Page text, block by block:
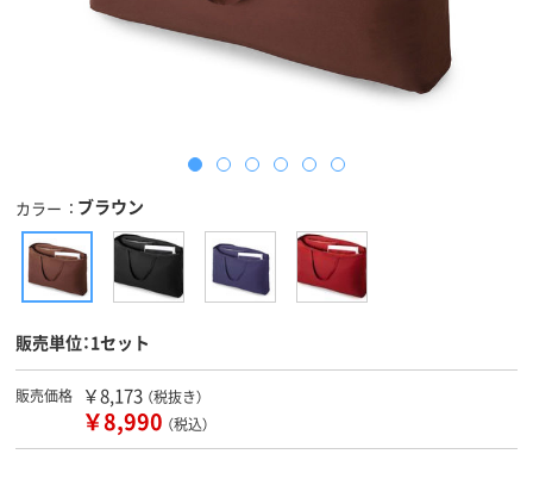
カラー ブラウン
販売単位：1セット
販売価格 ￥8,173 （税抜き）
￥8,990 （税込）